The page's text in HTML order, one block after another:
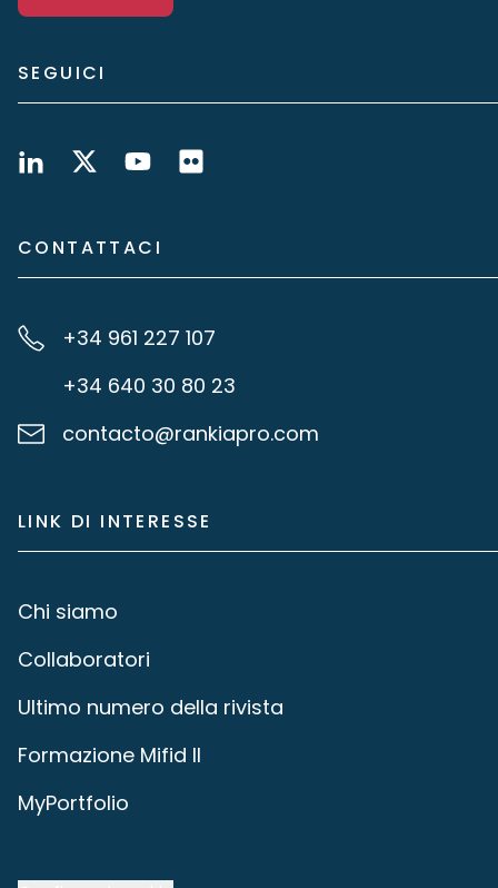
SEGUICI
CONTATTACI
+34 961 227 107
+34 640 30 80 23
contacto@rankiapro.com
LINK DI INTERESSE
Chi siamo
Collaboratori
Ultimo numero della rivista
Formazione Mifid II
MyPortfolio